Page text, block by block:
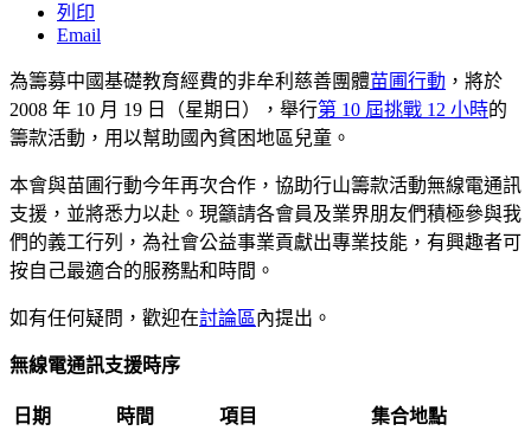
列印
Email
為籌募中國基礎教育經費的非牟利慈善團體苗圃行動 ，將於
2008 年 10 月 19 日（星期日），舉行第 10 屆挑戰 12 小時的
籌款活動，用以幫助國內貧困地區兒童。
本會與苗圃行動今年再次合作，協助行山籌款活動無線電通訊
支援，並將悉力以赴。現籲請各會員及業界朋友們積極參與我
們的義工行列，為社會公益事業貢獻出專業技能，有興趣者可
按自己最適合的服務點和時間。
如有任何疑問，歡迎在討論區內提出。
無線電通訊支援時序
日期 時間 項目
集合地點